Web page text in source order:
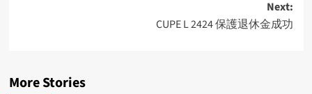
Next:
CUPE L 2424 保護退休金成功
More Stories